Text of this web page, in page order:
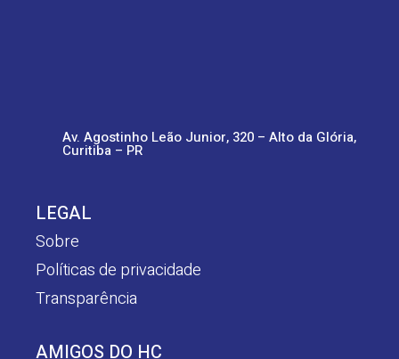
Av. Agostinho Leão Junior, 320 – Alto da Glória,
Curitiba – PR
LEGAL
Sobre
Políticas de privacidade
Transparência
AMIGOS DO HC